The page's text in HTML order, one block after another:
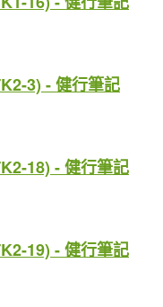
3) - 健行筆記
18) - 健行筆記
19) - 健行筆記